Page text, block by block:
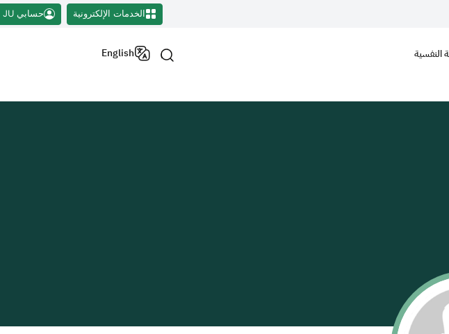
الخدمات الإلكترونية حسابي JU
النفسية English